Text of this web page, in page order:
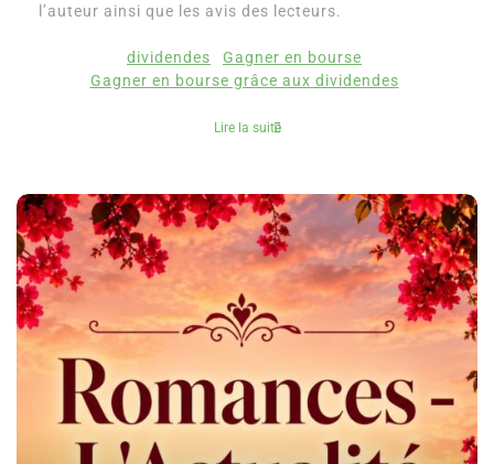
l’auteur ainsi que les avis des lecteurs.
dividendes
Gagner en bourse
Gagner en bourse grâce aux dividendes
Lire la suite